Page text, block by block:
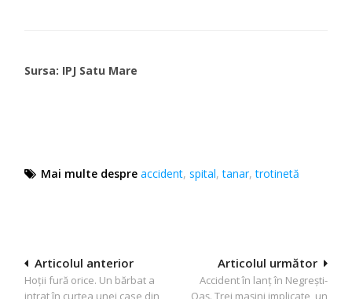
Sursa: IPJ Satu Mare
Mai multe despre accident,spital,tanar,trotinetă
Navigare
în
Articolul următor
Accident în lanț în Negrești-
Articolul anterior
Hoții fură orice. Un bărbat a